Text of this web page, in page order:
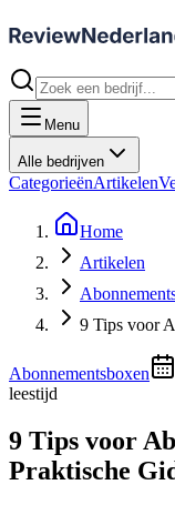
Menu
Alle bedrijven
CategorieënArtikelen
Home
Artikelen
9 Tips voor
Abonnementsboxen
leestijd
9 Tips voor
Praktische